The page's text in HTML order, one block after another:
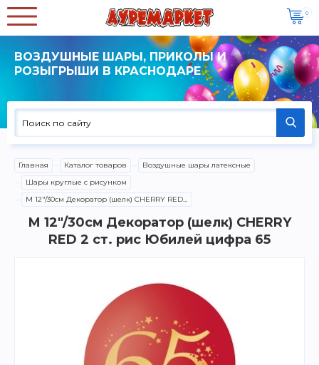
0
ВОЗДУШНЫЕ ШАРЫ, ПРИКОЛЫ И
РОЗЫГРЫШИ В КРАСНОДАРЕ
Главная Каталог товаров
Воздушные шары латексные
Шары круглые с рисунком
M 12"/30см Декоратор (шелк) CHERRY RED 2 ст. рис Юбилей цифра 65
M 12"/30см Декоратор (шелк) CHERRY
RED 2 ст. рис Юбилей цифра 65